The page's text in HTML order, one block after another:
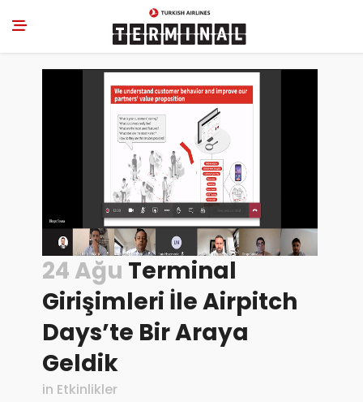
24 Ağu Terminal
Girişimleri İle Airpitch
Days’te Bir Araya
Geldik
in Etkinlikler